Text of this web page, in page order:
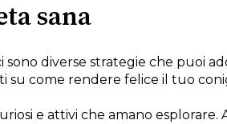
sana
diverse strategie che puoi
su come rendere felice il tuo
e attivi che amano